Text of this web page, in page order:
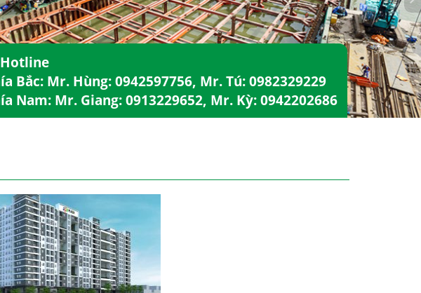
Hotline
Bắc: Mr. Hùng:0942597756, Mr. Tú:0982329229
Nam: Mr. Giang:0913229652, Mr. Kỳ:0942202686